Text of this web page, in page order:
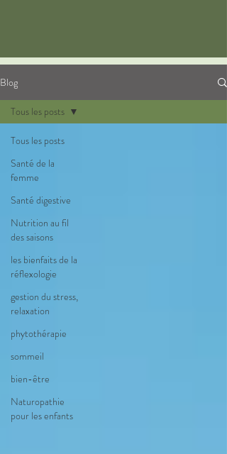
Blog
Tous les posts
Santé de la
femme
Santé digestive
Nutrition au fil
des saisons
les bienfaits de la
réflexologie
gestion du stress,
relaxation
phytothérapie
sommeil
bien-être
Naturopathie
pour les enfants
Tous les posts